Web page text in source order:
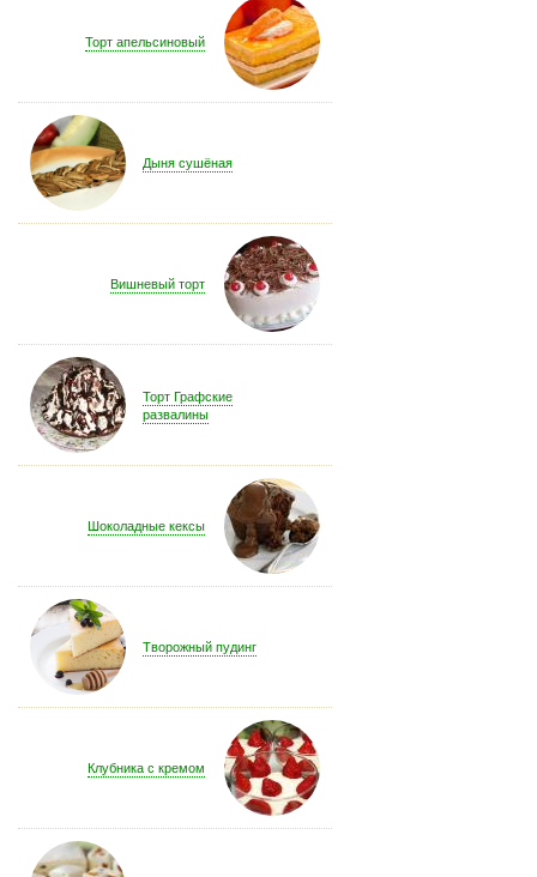
Торт апельсиновый
Дыня сушёная
Вишневый торт
Торт Графские
развалины
Шоколадные кексы
Творожный пудинг
Клубника с кремом